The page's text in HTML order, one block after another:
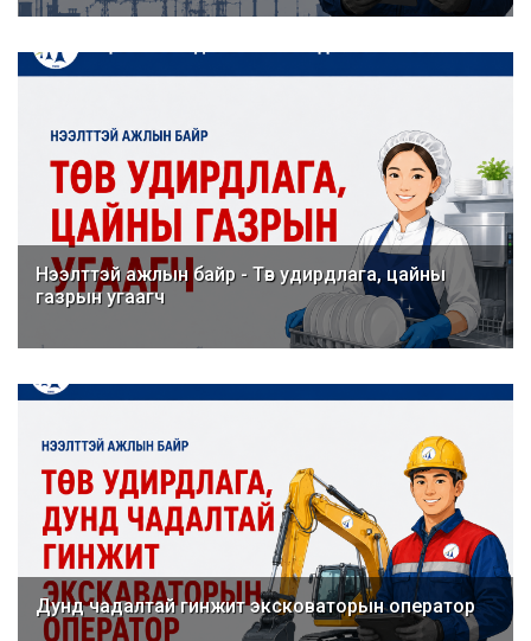
Нээлттэй ажлын байр - Төв удирдлага, цайны
газрын угаагч
Дунд чадалтай гинжит эксковаторын оператор